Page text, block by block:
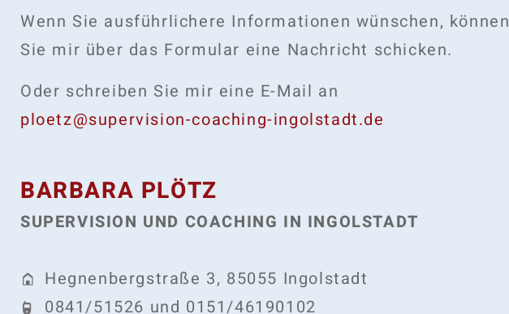
Wenn Sie ausführlichere Informationen wünschen, können
Sie mir über das Formular eine Nachricht schicken.
Oder schreiben Sie mir eine E-Mail an
ploetz@supervision-coaching-ingolstadt.de
BARBARA PLÖTZ
SUPERVISION UND COACHING IN INGOLSTADT
Hegnenbergstraße 3, 85055 Ingolstadt
0841/51526 und 0151/46190102